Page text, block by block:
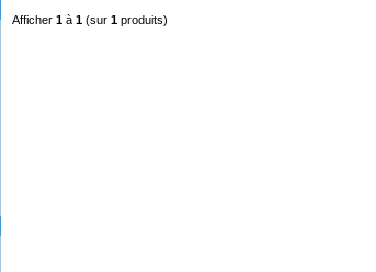
Afficher 1 à 1 (sur 1 produits)